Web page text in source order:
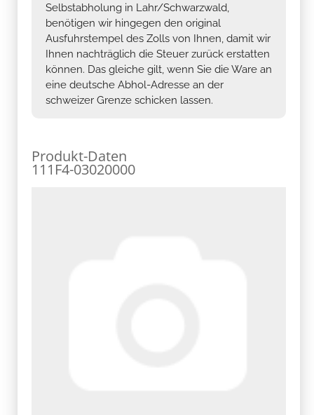
Selbstabholung in Lahr/Schwarzwald,
benötigen wir hingegen den original
Ausfuhrstempel des Zolls von Ihnen, damit wir
Ihnen nachträglich die Steuer zurück erstatten
können. Das gleiche gilt, wenn Sie die Ware an
eine deutsche Abhol-Adresse an der
schweizer Grenze schicken lassen.
Produkt-Daten
111F4-03020000